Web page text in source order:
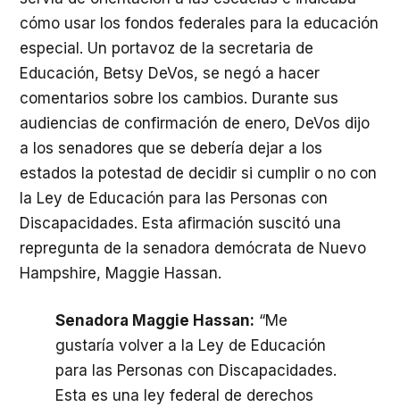
cómo usar los fondos federales para la educación
especial. Un portavoz de la secretaria de
Educación, Betsy DeVos, se negó a hacer
comentarios sobre los cambios. Durante sus
audiencias de confirmación de enero, DeVos dijo
a los senadores que se debería dejar a los
estados la potestad de decidir si cumplir o no con
la Ley de Educación para las Personas con
Discapacidades. Esta afirmación suscitó una
repregunta de la senadora demócrata de Nuevo
Hampshire, Maggie Hassan.
Senadora Maggie Hassan: “Me
gustaría volver a la Ley de Educación
para las Personas con Discapacidades.
Esta es una ley federal de derechos